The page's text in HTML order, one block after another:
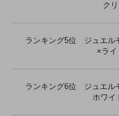
ク
ランキング5位 ジュエル
×ライ
ランキング6位 ジュエル
ホワイ